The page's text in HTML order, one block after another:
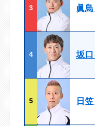
3 眞
4 坂
5 日